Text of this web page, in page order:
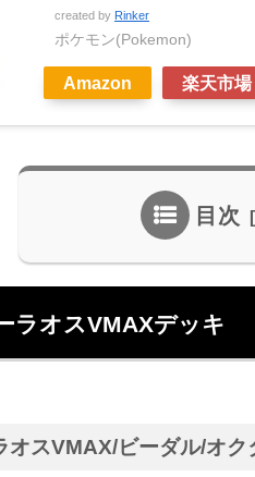
created by Rinker
ポケモン(Pokemon)
Amazon 楽天市場
目次
ラオスVMAXデッキ
オスVMAX/ビーダル/オク